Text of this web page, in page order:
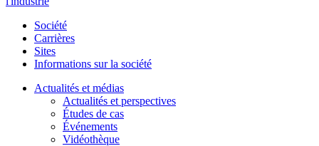
Société
Carrières
Sites
Informations sur la société
Actualités et médias
Actualités et perspectives
Études de cas
Événements
Vidéothèque